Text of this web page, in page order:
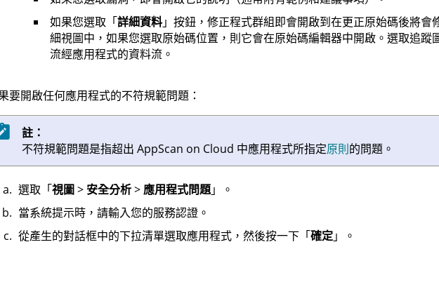
如果您選取「詳細資料」按鈕，修正程式群組即會開啟到在更正原始碼後將會
細視圖中，如果您選取原始碼位置，則它會在原始碼編輯器中開啟。選取追蹤
流經應用程式的資料流。
要開啟任何應用程式的不符規範問題：
註：
不符規範問題是指超出 AppScan on Cloud 中應用程式所指定原則的問題。
選取「視圖> 安全分析>應用程式問題」。
當系統提示時，請輸入您的服務認證。
從產生的對話框中的下拉清單選取應用程式，然後按一下「確定」。